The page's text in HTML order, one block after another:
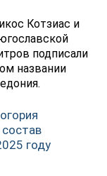
Котзиас и
подписали
названии
году